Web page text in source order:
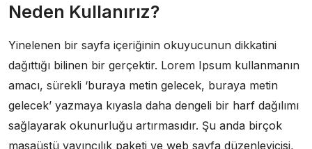
Neden Kullanırız?
Yinelenen bir sayfa içeriğinin okuyucunun dikkatini
dağıttığı bilinen bir gerçektir. Lorem Ipsum kullanmanın
amacı, sürekli ‘buraya metin gelecek, buraya metin
gelecek’ yazmaya kıyasla daha dengeli bir harf dağılımı
sağlayarak okunurluğu artırmasıdır. Şu anda birçok
masaüstü yayıncılık paketi ve web sayfa düzenleyicisi,